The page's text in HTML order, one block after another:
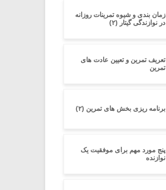
زمان بندی و شیوه تمرینات روزانه
در نوازندگی گیتار (۲)
تعریف تمرین و تعیین عادت های
تمرین
برنامه ریزی بخش های تمرین (۲)
پنج مورد مهم برای موفقیت یک
نوازنده